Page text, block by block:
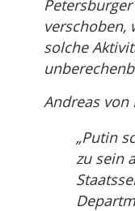
verschoben,
solche
Andreas von
„Putin
zu sein